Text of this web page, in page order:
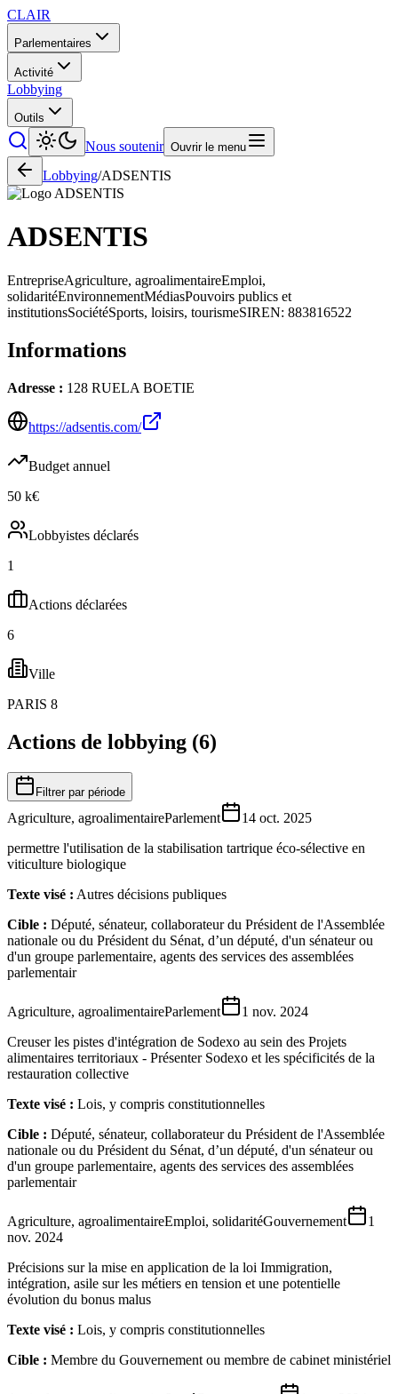
CLAIR
Parlementaires
Activité
Lobbying
Outils
Nous soutenir Ouvrir le menu
Lobbying/ADSENTIS
ADSENTIS
EntrepriseAgriculture, agroalimentaireEmploi,
solidaritéEnvironnementMédiasPouvoirs publics et
institutionsSociétéSports, loisirs, tourismeSIREN: 883816522
Informations
Adresse : 128 RUELA BOETIE
https://adsentis.com/
Budget annuel
50 k€
Lobbyistes déclarés
1
Actions déclarées
6
Ville
PARIS 8
Actions de lobbying (6)
Filtrer par période
Agriculture, agroalimentaireParlement
14 oct. 2025
permettre l'utilisation de la stabilisation tartrique éco-sélective en
viticulture biologique
Texte visé : Autres décisions publiques
Cible : Député, sénateur, collaborateur du Président de l'Assemblée
nationale ou du Président du Sénat, d’un député, d'un sénateur ou
d'un groupe parlementaire, agents des services des assemblées
parlementair
Agriculture, agroalimentaireParlement
1 nov. 2024
Creuser les pistes d'intégration de Sodexo au sein des Projets
alimentaires territoriaux - Présenter Sodexo et les spécificités de la
restauration collective
Texte visé : Lois, y compris constitutionnelles
Cible : Député, sénateur, collaborateur du Président de l'Assemblée
nationale ou du Président du Sénat, d’un député, d'un sénateur ou
d'un groupe parlementaire, agents des services des assemblées
parlementair
Agriculture, agroalimentaireEmploi, solidaritéGouvernement
1
nov. 2024
Précisions sur la mise en application de la loi Immigration,
intégration, asile sur les métiers en tension et une potentielle
évolution du bonus malus
Texte visé : Lois, y compris constitutionnelles
Cible : Membre du Gouvernement ou membre de cabinet ministériel